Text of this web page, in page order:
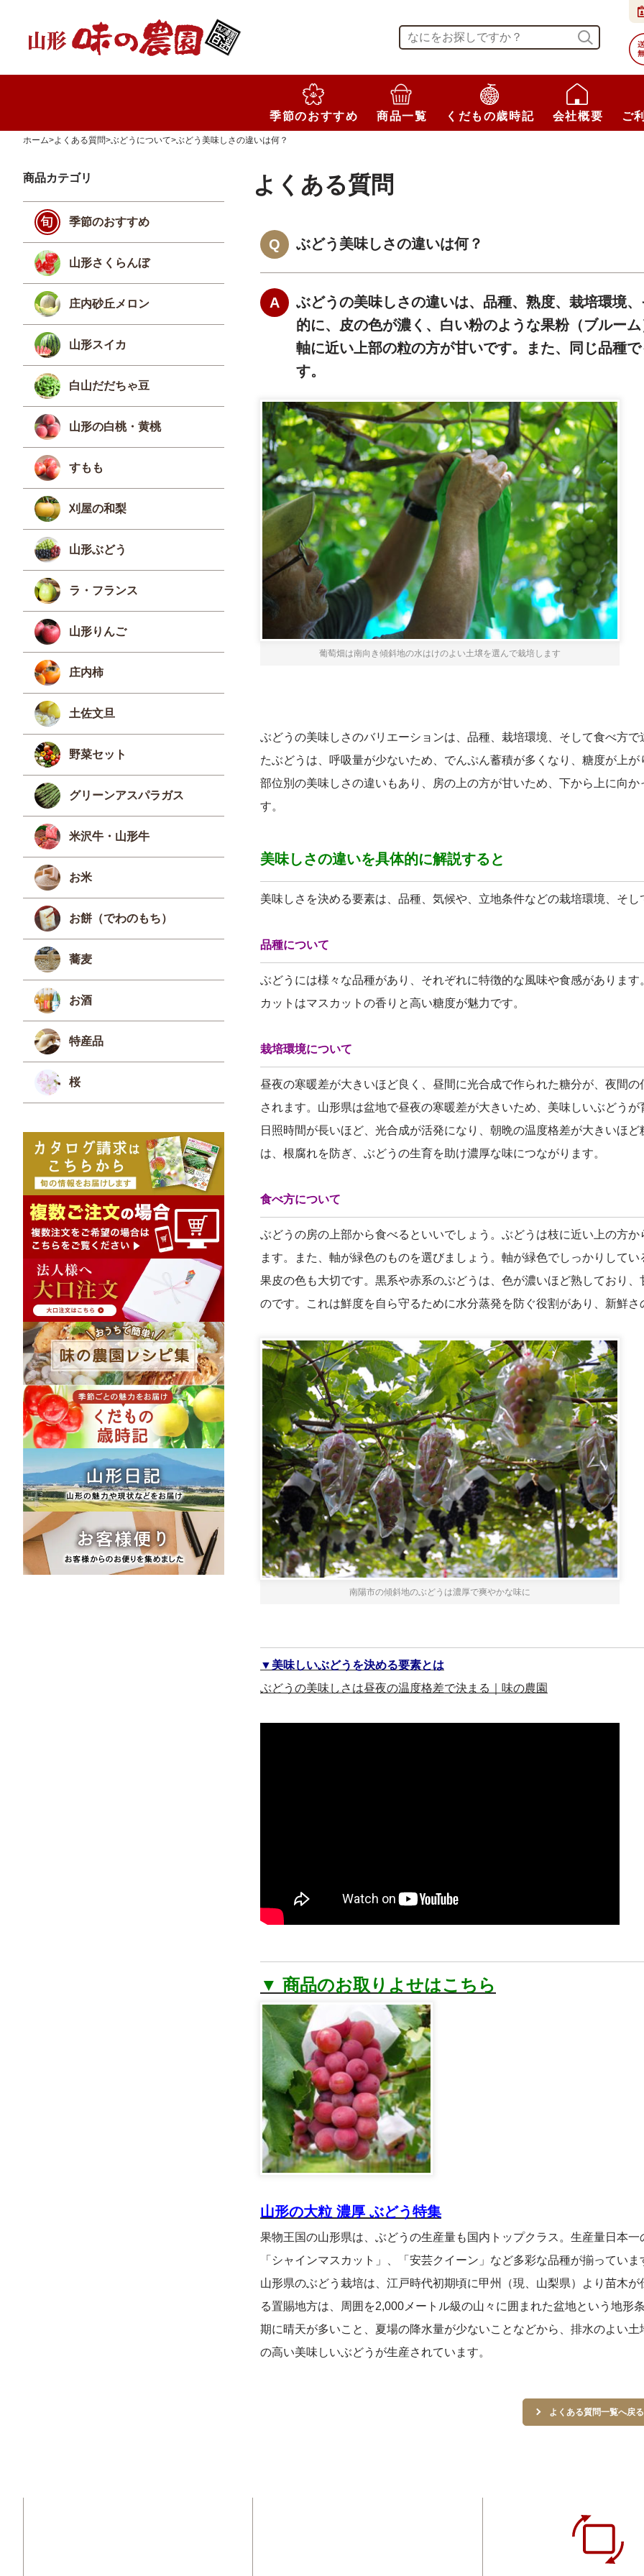
検索
季節のおすすめ 商品一覧 くだもの歳時記 会社概要 ご
ホーム>よくある質問>ぶどうについて>ぶどう美味しさの違いは何？
よくある質問
ぶどう美味しさの違いは何？
ぶどうの美味しさの違いは、品種、熟度、栽培環境
的に、皮の色が濃く、白い粉のような果粉（ブルー
軸に近い上部の粒の方が甘いです。また、同じ品種
す。
葡萄畑は南向き傾斜地の水はけのよい土壌を選んで栽培します
ぶどうの美味しさのバリエーションは、品種、栽培環境、そして食べ方
たぶどうは、呼吸量が少ないため、でんぷん蓄積が多くなり、糖度が上
部位別の美味しさの違いもあり、房の上の方が甘いため、下から上に向
す。
美味しさの違いを具体的に解説すると
美味しさを決める要素は、品種、気候や、立地条件などの栽培環境、そ
品種について
ぶどうには様々な品種があり、それぞれに特徴的な風味や食感がありま
カットはマスカットの香りと高い糖度が魅力です。
栽培環境について
昼夜の寒暖差が大きいほど良く、昼間に光合成で作られた糖分が、夜間
されます。山形県は盆地で昼夜の寒暖差が大きいため、美味しいぶどうが
日照時間が長いほど、光合成が活発になり、朝晩の温度格差が大きいほ
は、根腐れを防ぎ、ぶどうの生育を助け濃厚な味につながります。
食べ方について
ぶどうの房の上部から食べるといいでしょう。ぶどうは枝に近い上の方
ます。また、軸が緑色のものを選びましょう。軸が緑色でしっかりしてい
果皮の色も大切です。黒系や赤系のぶどうは、色が濃いほど熟しており
のです。これは鮮度を自ら守るために水分蒸発を防ぐ役割があり、新鮮さ
南陽市の傾斜地のぶどうは濃厚で爽やかな味に
▼美味しいぶどうを決める要素とは
ぶどうの美味しさは昼夜の温度格差で決まる｜味の農園
▼ 商品のお取りよせはこちら
山形の大粒 濃厚 ぶどう特集
果物王国の山形県は、ぶどうの生産量も国内トップクラス。生産量日本
「シャインマスカット」、「安芸クイーン」など多彩な品種が揃っていま
山形県のぶどう栽培は、江戸時代初期頃に甲州（現、山梨県）より苗木
る置賜地方は、周囲を2,000メートル級の山々に囲まれた盆地という地形
期に晴天が多いこと、夏場の降水量が少ないことなどから、排水のよい
の高い美味しいぶどうが生産されています。
よくある質問一覧へ戻る
商品カテゴリ
季節のおすすめ
山形さくらんぼ
庄内砂丘メロン
山形スイカ
白山だだちゃ豆
山形の白桃・黄桃
すもも
刈屋の和梨
山形ぶどう
ラ・フランス
山形りんご
庄内柿
土佐文旦
野菜セット
グリーンアスパラガス
米沢牛・山形牛
お米
お餅（でわのもち）
蕎麦
お酒
特産品
桜